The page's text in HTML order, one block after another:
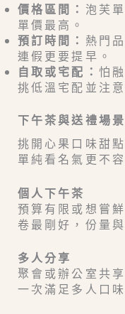
價格區間： 泡芙
單價最高。
預訂時間： 熱門
連假更要提早。
自取或宅配： 怕
挑低溫宅配並注
下午茶與送禮場
挑開心果口味甜
單純看名氣更不
個人下午茶
預算有限或想嘗
卷最剛好，份量
多人分享
聚會或辦公室共
一次滿足多人口味